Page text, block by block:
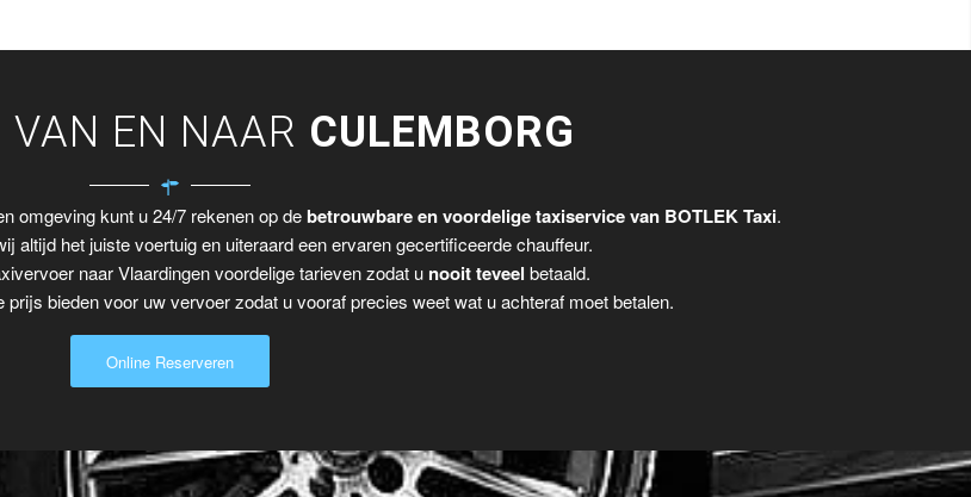
VAN EN NAAR CULEMBORG
omgeving kunt u 24/7 rekenen op debetrouwbare en voordelige taxiservice van BOTLEK Taxi.
altijd het juiste voertuig en uiteraard een ervaren gecertificeerde chauffeur.
naar Vlaardingen voordelige tarieven zodat u nooit teveel betaald.
bieden voor uw vervoer zodat u vooraf precies weet wat u achteraf moet betalen.
Online Reserveren